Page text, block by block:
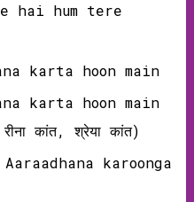
hai hum tere
karta hoon main
karta hoon main
कांत, श्रेया कांत)
Aaraadhana karoonga